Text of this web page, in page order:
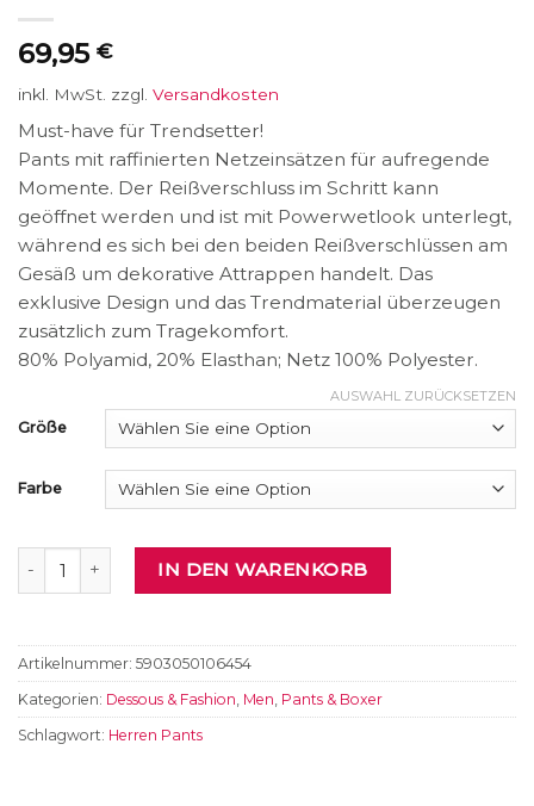
69,95 €
inkl. MwSt. zzgl. Versandkosten
Must-have für Trendsetter!
Pants mit raffinierten Netzeinsätzen für aufregende
Momente. Der Reißverschluss im Schritt kann
geöffnet werden und ist mit Powerwetlook unterlegt,
während es sich bei den beiden Reißverschlüssen am
Gesäß um dekorative Attrappen handelt. Das
exklusive Design und das Trendmaterial überzeugen
zusätzlich zum Tragekomfort.
80% Polyamid, 20% Elasthan; Netz 100% Polyester.
Größe
Farbe
AUSWAHL ZURÜCKSETZEN
Pants Menge IN DEN WARENKORB
Artikelnummer: 5903050106454
Kategorien: Dessous & Fashion Men Pants & Boxer
Schlagwort: Herren Pants